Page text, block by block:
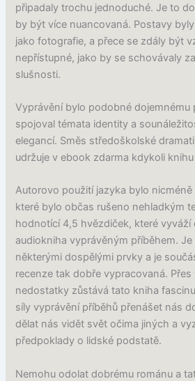
připadaly trochu jednoduché. Je to
by být více nuancovaná. Postavy
jako fotografie, a přece se zdály být
nepřístupné, jako by se schovávaly
slušnosti.
Vyprávění bylo podobné dojemnému
spojoval témata identity a
elegancí. Směs středoškolské
udržuje v ebook zdarma kdykoli
Autorovo použití jazyka bylo
které bylo občas rušeno nehladkým
hodnotící 4,5 hvězdiček, které vyváží
audiokniha vyprávěným příběhem.
některými dospělými prvky a je
recenze tak dobře vypracovaná.
nedostatky zůstává tato kniha
síly vyprávění příběhů přenášet nás
dělat nás vidět svět očima jiných a
předpoklady o lidské podstatě.
Nemohu odolat dobrému románu a